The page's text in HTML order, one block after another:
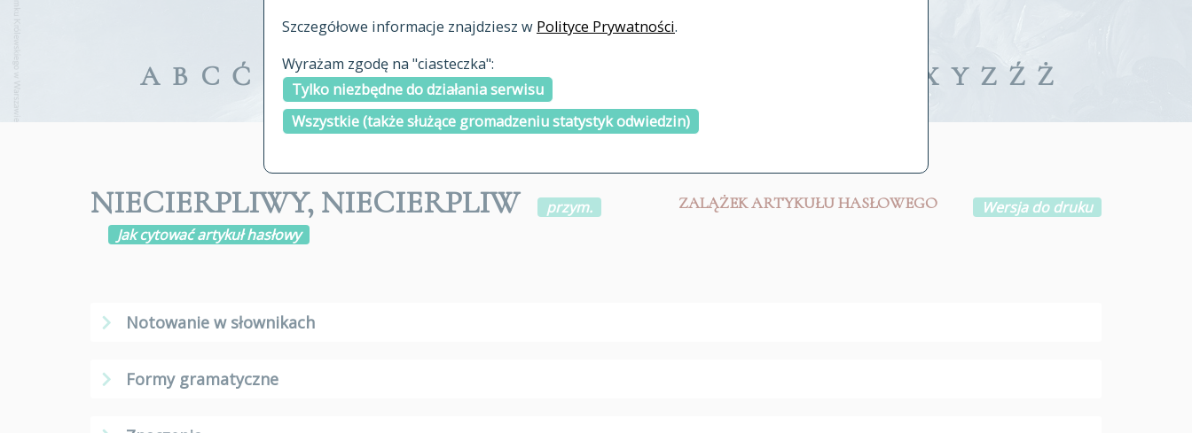
Szczegółowe informacje znajdziesz w Polityce Prywatności.
Wyrażam zgodę na "ciasteczka":
Tylko niezbędne do działania serwisu
Wszystkie (także służące gromadzeniu statystyk odwiedzin)
A B C Ć E F G H I J K L Ł M X Y Z Ź Ż
NIECIERPLIWY, NIECIERPLIW przym. ZALĄŻEK ARTYKUŁU HASŁOWEGO
Wersja do druku
Jak cytować artykuł hasłowy
Notowanie w słownikach
Formy gramatyczne